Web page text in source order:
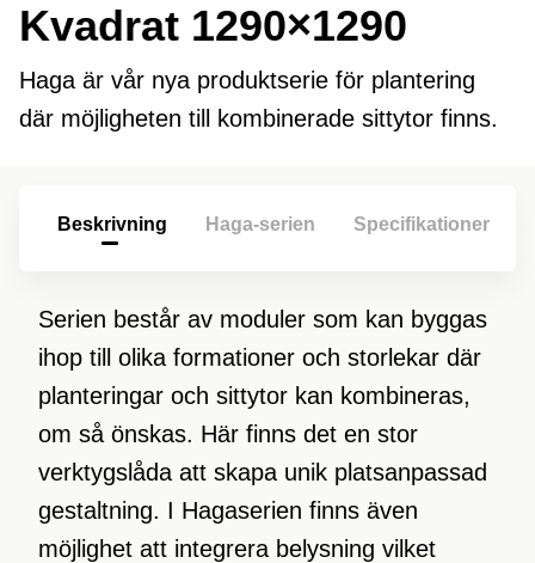
Kvadrat 1290×1290
Haga är vår nya produktserie för plantering
där möjligheten till kombinerade sittytor finns.
Beskrivning Haga-serien Specifikationer
Serien består av moduler som kan byggas
ihop till olika formationer och storlekar där
planteringar och sittytor kan kombineras,
om så önskas. Här finns det en stor
verktygslåda att skapa unik platsanpassad
gestaltning. I Hagaserien finns även
möjlighet att integrera belysning vilket